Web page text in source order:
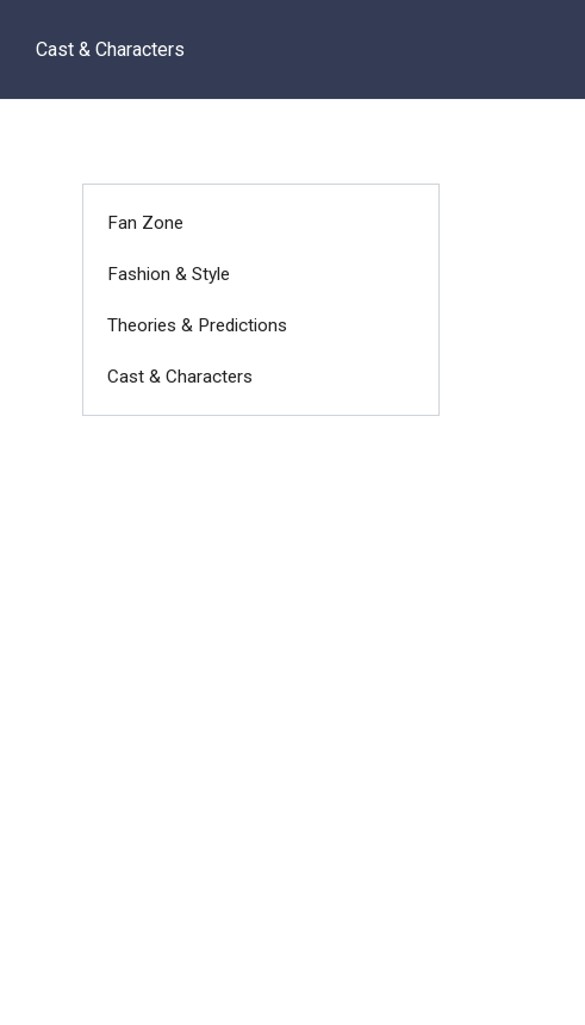
Cast & Characters
Fan Zone
Fashion & Style
Theories & Predictions
Cast & Characters